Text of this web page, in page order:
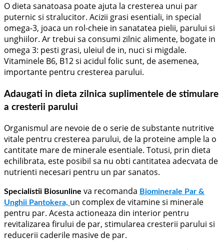
O dieta sanatoasa poate ajuta la cresterea unui par
puternic si stralucitor. Acizii grasi esentiali, in special
omega-3, joaca un rol-cheie in sanatatea pielii, parului si
unghiilor. Ar trebui sa consumi zilnic alimente, bogate in
omega 3: pesti grasi, uleiul de in, nuci si migdale.
Vitaminele B6, B12 si acidul folic sunt, de asemenea,
importante pentru cresterea parului.
Adaugati in dieta zilnica suplimentele de stimulare
a cresterii parului
Organismul are nevoie de o serie de substante nutritive
vitale pentru cresterea parului, de la proteine ample la o
cantitate mare de minerale esentiale. Totusi, prin dieta
echilibrata, este posibil sa nu obti cantitatea adecvata de
nutrienti necesari pentru un par sanatos.
Specialistii Biosunline va recomanda Biominerale Par &
Unghii Pantokera, un complex de vitamine si minerale
pentru par. Acesta actioneaza din interior pentru
revitalizarea firului de par, stimularea cresterii parului si
reducerii caderile masive de par.